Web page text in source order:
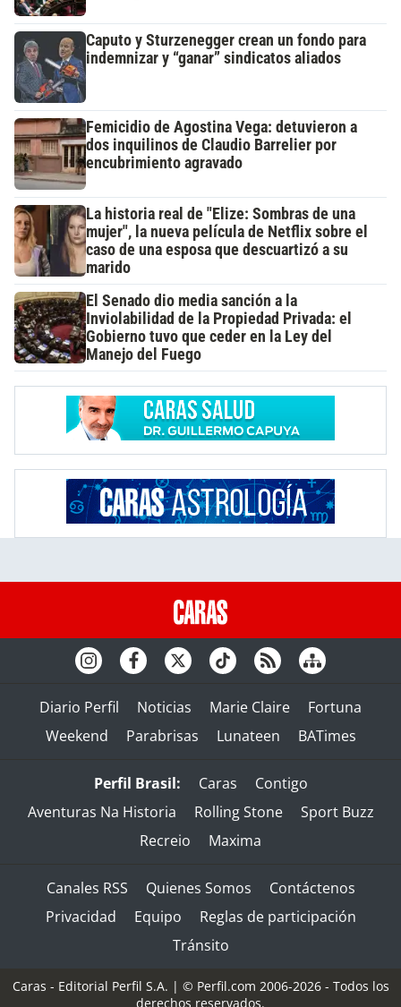
Caputo y Sturzenegger crean un fondo para
indemnizar y “ganar” sindicatos aliados
Femicidio de Agostina Vega: detuvieron a
dos inquilinos de Claudio Barrelier por
encubrimiento agravado
La historia real de "Elize: Sombras de una
mujer", la nueva película de Netflix sobre el
caso de una esposa que descuartizó a su
marido
El Senado dio media sanción a la
Inviolabilidad de la Propiedad Privada: el
Gobierno tuvo que ceder en la Ley del
Manejo del Fuego
Diario Perfil Noticias Marie Claire
Fortuna
Weekend
Parabrisas Lunateen BATimes
Perfil Brasil: Caras
Contigo
Aventuras Na Historia
Rolling Stone
Sport Buzz
Recreio
Maxima
Canales RSS Quienes Somos
Contáctenos
Privacidad
Equipo
Reglas de participación
Tránsito
Caras - Editorial Perfil S.A. | © Perfil.com 2006-2026 - Todos los
derechos reservados.